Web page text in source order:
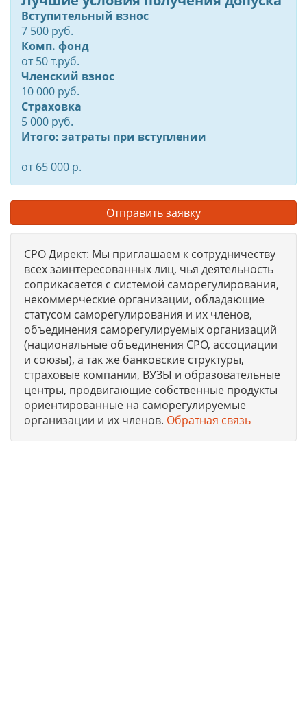
Вступительный взнос
7 500 руб.
Комп. фонд
от50т.руб.
Членский взнос
10 000 руб.
Страховка
5 000 руб.
Итого: затраты при вступлении
от 65 000 р.
Отправить заявку
СРО Директ: Мы приглашаем к сотрудничеству
всех заинтересованных лиц, чья деятельность
соприкасается с системой саморегулирования,
некоммерческие организации, обладающие
статусом саморегулирования и их членов,
объединения саморегулируемых организаций
(национальные объединения СРО, ассоциации
и союзы), а так же банковские структуры,
страховые компании, ВУЗЫ и образовательные
центры, продвигающие собственные продукты
ориентированные на саморегулируемые
организации и их членов. Обратная связь